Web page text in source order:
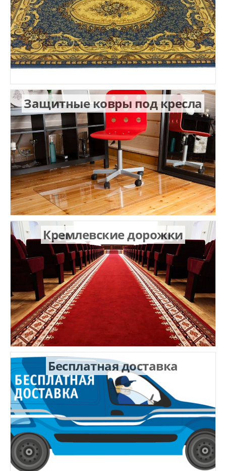
Защитные ковры под кресла
Кремлевские дорожки
Бесплатная доставка